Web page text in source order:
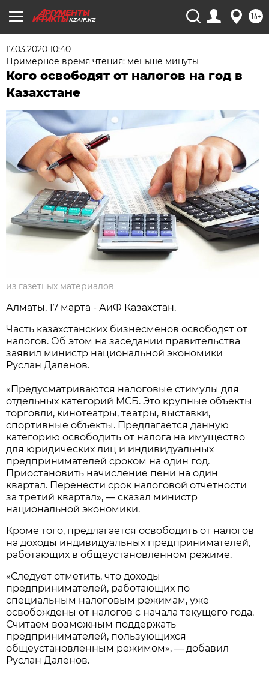
KZAIF.KZ 16+
17.03.2020 10:40
Примерное время чтения: меньше минуты
Кого освободят от налогов на год в
Казахстане
из газетных материалов
Алматы, 17 марта - АиФ Казахстан.
Часть казахстанских бизнесменов освободят от
налогов. Об этом на заседании правительства
заявил министр национальной экономики
Руслан Даленов.
«Предусматриваются налоговые стимулы для
отдельных категорий МСБ. Это крупные объекты
торговли, кинотеатры, театры, выставки,
спортивные объекты. Предлагается данную
категорию освободить от налога на имущество
для юридических лиц и индивидуальных
предпринимателей сроком на один год.
Приостановить начисление пени на один
квартал. Перенести срок налоговой отчетности
за третий квартал», — сказал министр
национальной экономики.
Кроме того, предлагается освободить от налогов
на доходы индивидуальных предпринимателей,
работающих в общеустановленном режиме.
«Следует отметить, что доходы
предпринимателей, работающих по
специальным налоговым режимам, уже
освобождены от налогов с начала текущего года.
Считаем возможным поддержать
предпринимателей, пользующихся
общеустановленным режимом», — добавил
Руслан Даленов.